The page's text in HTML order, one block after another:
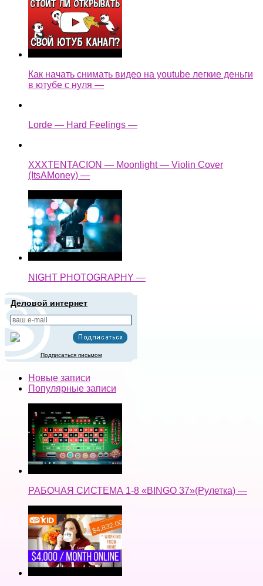
Как начать снимать видео на youtube легкие деньги
в ютубе с нуля —
Lorde — Hard Feelings —
XXXTENTACION — Moonlight — Violin Cover
(ItsAMoney) —
NIGHT PHOTOGRAPHY —
Деловой интернет
Подписаться письмом
Новые записи
Популярные записи
РАБОЧАЯ СИСТЕМА 1-8 «BINGO 37»(Рулетка) —